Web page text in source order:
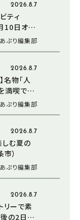
2026.8.7
ティ
10日オー
害物に挑
ぷり編集部
2026.8.7
物「人
満喫でき
ぷり編集部
2026.8.7
しむ夏の
）
ぷり編集部
2026.8.7
リーで素
の2日間